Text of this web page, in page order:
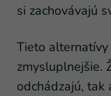
si zachovávajú
Tieto
zmysluplnejšie.
odchádzajú, tak